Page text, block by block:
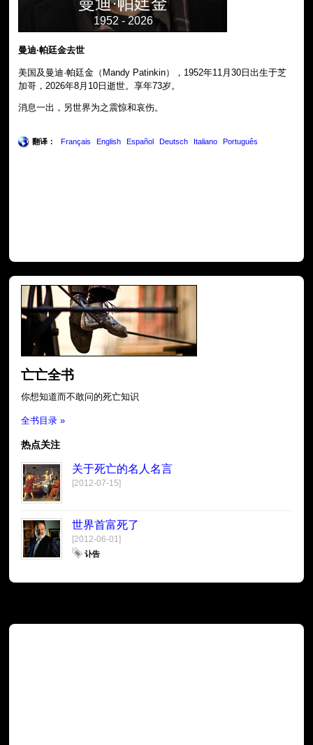
1952 - 2026
曼迪·帕廷金去世
美国及曼迪·帕廷金（Mandy Patinkin），1952年11月30日出生于芝
加哥，2026年8月10日逝世。享年73岁。
消息一出，另世界为之震惊和哀伤。
翻译： Français English Español Deutsch Italiano Português
亡亡全书
你想知道而不敢问的死亡知识
全书目录 »
热点关注
关于死亡的名人名言
[2012-07-15]
世界首富死了
[2012-06-01]
讣告